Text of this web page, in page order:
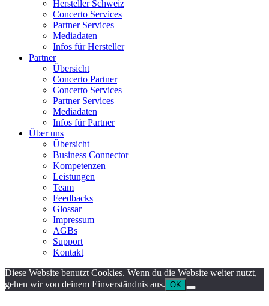
Hersteller Schweiz
Concerto Services
Partner Services
Mediadaten
Infos für Hersteller
Partner
Übersicht
Concerto Partner
Concerto Services
Partner Services
Mediadaten
Infos für Partner
Über uns
Übersicht
Business Connector
Kompetenzen
Leistungen
Team
Feedbacks
Glossar
Impressum
AGBs
Support
Kontakt
Diese Website benutzt Cookies. Wenn du die Website weiter nutzt,
gehen wir von deinem Einverständnis aus. OK